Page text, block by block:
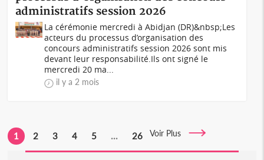
administratifs session 2026
La cérémonie mercredi à Abidjan (DR)&nbsp;Les
acteurs du processus d’organisation des
concours administratifs session 2026 sont mis
devant leur responsabilité.Ils ont signé le
mercredi 20 ma...
il y a 2 mois
1 2 3 4 5 ... 26 Voir Plus